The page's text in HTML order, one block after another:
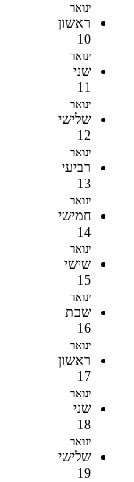
ינואר
ראשון
10
ינואר
שני
11
ינואר
שלישי
12
ינואר
רביעי
13
ינואר
חמישי
14
ינואר
שישי
15
ינואר
שבת
16
ינואר
ראשון
17
ינואר
שני
18
ינואר
שלישי
19